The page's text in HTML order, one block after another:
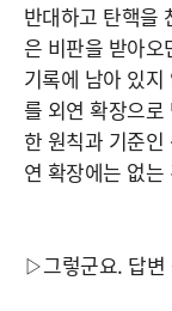
반대하고 탄핵을
은 비판을 받아
기록에 남아 있
를 외연 확장으
한 원칙과 기준
연 확장에는 없
▷그렇군요. 답변